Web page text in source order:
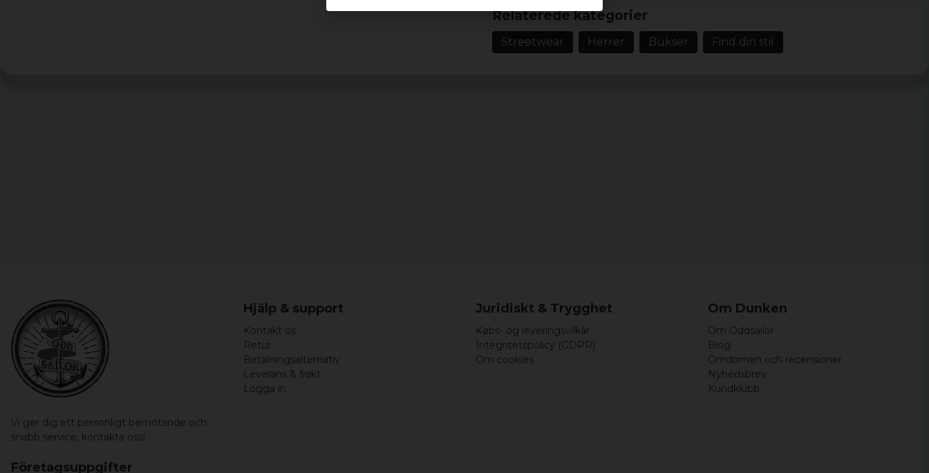
for 6 år siden
Relaterede kategorier
Streetwear Herrer Bukser Find din stil
Vi ger dig ett personligt bemötande och
snabb service, kontakta oss!
Hjälp & support
Kontakt os
Retur
Betalningsalternativ
Leverans & frakt
Logga in
Juridiskt & Trygghet
Købs- og leveringsvilkår
Integritetspolicy (GDPR)
Om cookies
Om Dunken
Om Oddsailor
Blog
Omdömen och recensioner
Nyhedsbrev
Kundklubb.
Företagsuppgifter